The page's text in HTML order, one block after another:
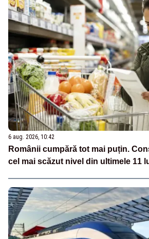
6 aug. 2026, 10:42
Românii cumpără tot mai puțin.
cel mai scăzut nivel din ultimele 11